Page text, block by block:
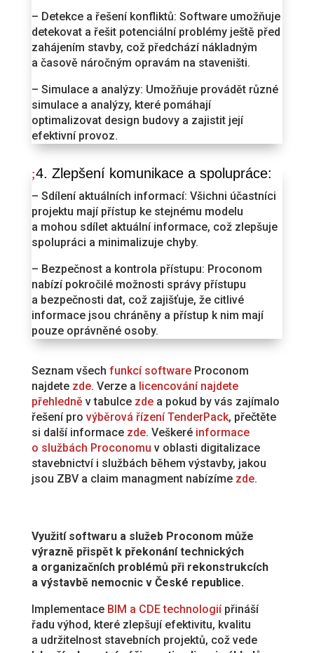
– Detekce a řešení konfliktů: Software umožňuje
detekovat a řešit potenciální problémy ještě před
zahájením stavby, což předchází nákladným
a časově náročným opravám na staveništi.
– Simulace a analýzy: Umožňuje provádět různé
simulace a analýzy, které pomáhají
optimalizovat design budovy a zajistit její
efektivní provoz.
4. Zlepšení komunikace a spolupráce:
– Sdílení aktuálních informací: Všichni účastníci
projektu mají přístup ke stejnému modelu
a mohou sdílet aktuální informace, což zlepšuje
spolupráci a minimalizuje chyby.
– Bezpečnost a kontrola přístupu: Proconom
nabízí pokročilé možnosti správy přístupu
a bezpečnosti dat, což zajišťuje, že citlivé
informace jsou chráněny a přístup k nim mají
pouze oprávněné osoby.
Seznam všech funkcí softwareProconom
najdete zde. Verze a licencování najdete
přehledně v tabulce zdea pokud by vás zajímalo
řešení pro výběrová řízení TenderPack, přečtěte
si další informace zde. Veškeré informace
o službách Proconomu v oblasti digitalizace
stavebnictví i službách během výstavby, jakou
jsou ZBV a claim managment nabízíme zde.
Využití softwaru a služeb Proconom může
výrazně přispět k překonání technických
a organizačních problémů při rekonstrukcích
a výstavbě nemocnic v České republice.
Implementace BIM a CDE technologiípřináší
řadu výhod, které zlepšují efektivitu, kvalitu
a udržitelnost stavebních projektů, což vede